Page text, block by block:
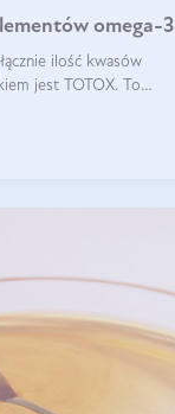
omega-3
ilość kwasów
jest TOTOX. To